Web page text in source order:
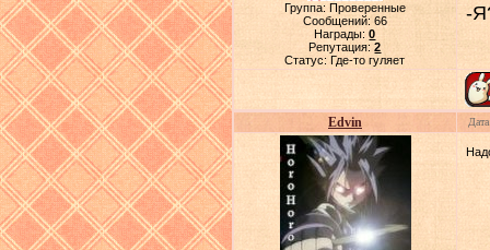
Группа: Проверенные
Сообщений: 66
Награды:0
Репутация:2
Статус:Где-то гуляет
-
Edvin